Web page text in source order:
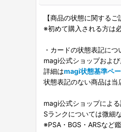
【商品の状態に関するご
※初めて購入される方は
・カードの状態表記につ
magi公式ショップおよ
詳細はmagi状態基準ペ
状態表記のない商品は当
magi公式ショップによ
Sランクについては微細
※PSA・BGS・ARSなど